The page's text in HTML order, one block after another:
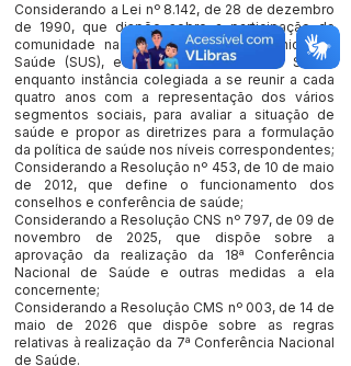
Considerando a Lei nº 8.142, de 28 de dezembro
de 1990, que dispõe sobre a participação da
comunidade na gestão do Sistema Único de
Saúde (SUS), e cria a Conferência de Saúde
enquanto instância colegiada a se reunir a cada
quatro anos com a representação dos vários
segmentos sociais, para avaliar a situação de
saúde e propor as diretrizes para a formulação
da política de saúde nos níveis correspondentes;
Considerando a Resolução nº 453, de 10 de maio
de 2012, que define o funcionamento dos
conselhos e conferência de saúde;
Considerando a Resolução CNS nº 797, de 09 de
novembro de 2025, que dispõe sobre a
aprovação da realização da 18ª Conferência
Nacional de Saúde e outras medidas a ela
concernente;
Considerando a Resolução CMS nº 003, de 14 de
maio de 2026 que dispõe sobre as regras
relativas à realização da 7ª Conferência Nacional
de Saúde.